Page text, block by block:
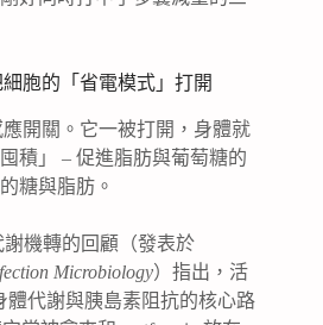
胞的「省電模式」打開
開關。它一被打開，身體就
積」 – 促進脂肪與葡萄糖的
糖與脂肪。
機轉的回顧（發表於
Microbiology）指出，活
代謝與胰島素阻抗的核心路